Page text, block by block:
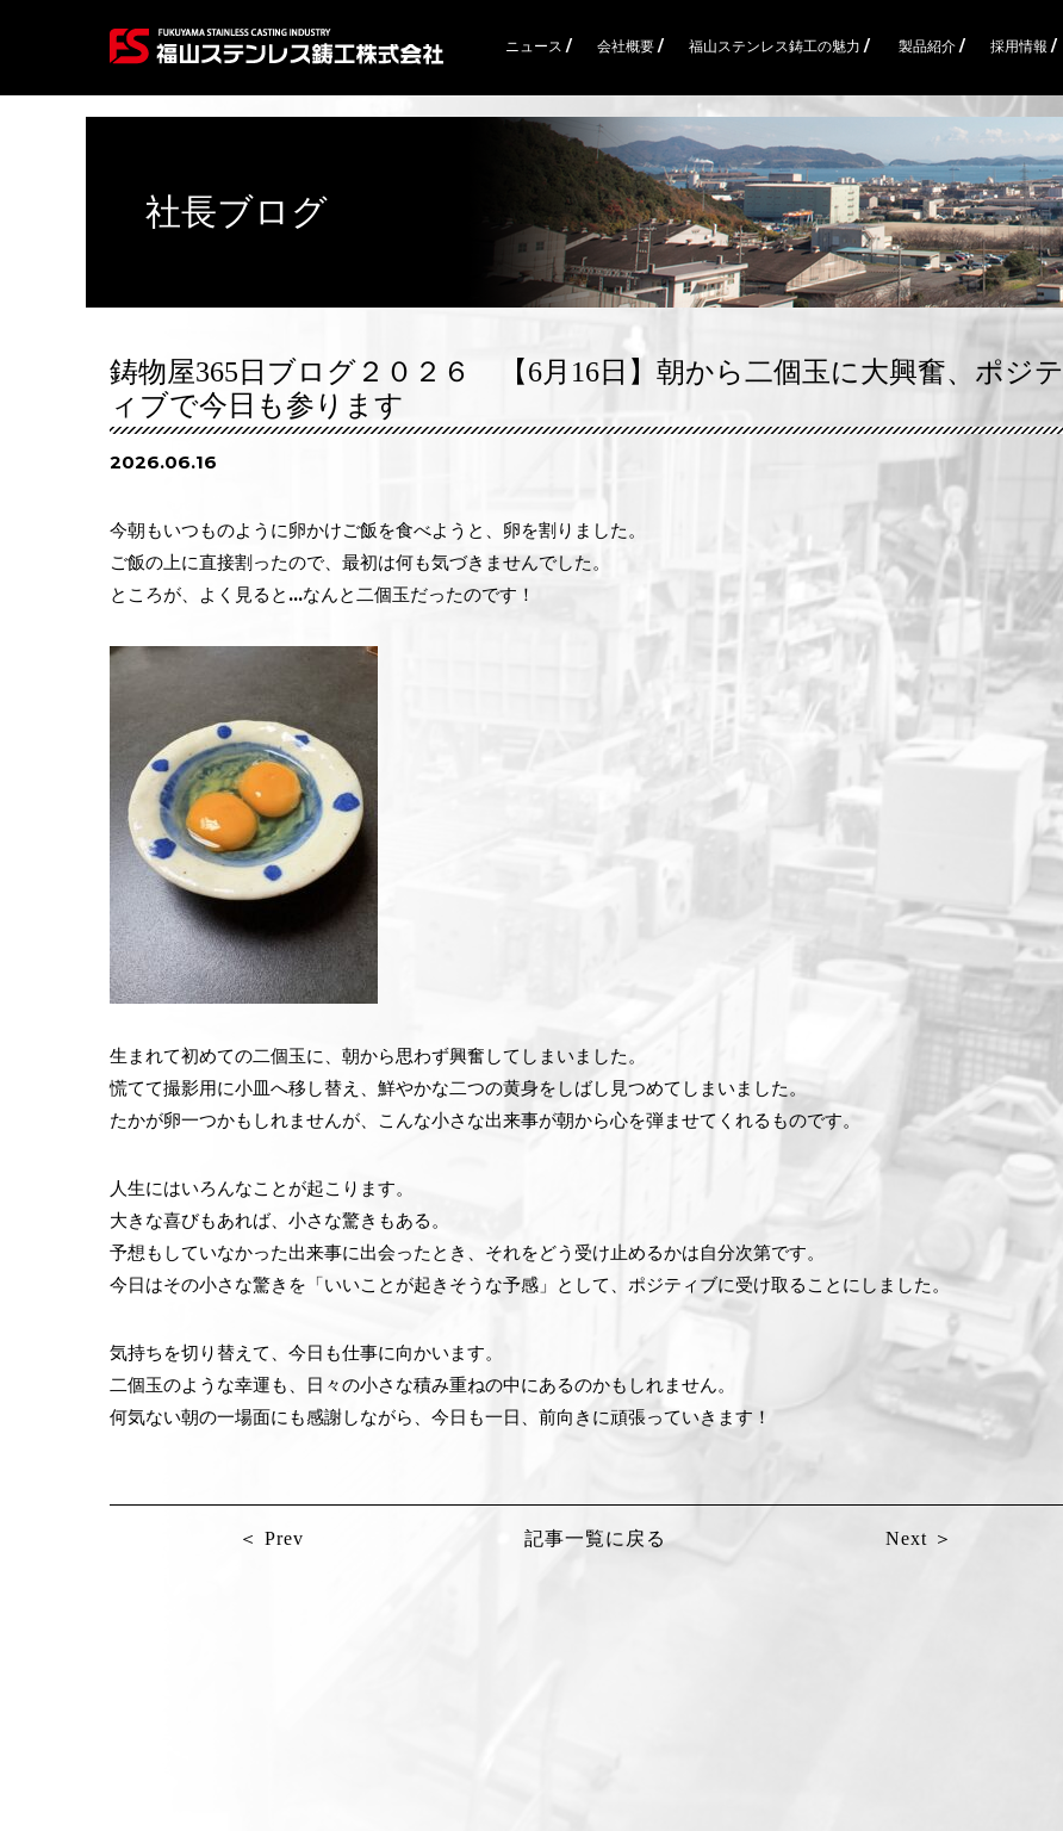
ニュース / 会社概要 / 福山ステンレス鋳工の魅力 / 製品紹介 / 採用情報 /
社長ブログ
鋳物屋365日ブログ２０２６ 【6月16日】朝から二個玉に大興奮、ポジテ
ィブで今日も参ります
2026.06.16
今朝もいつものように卵かけご飯を食べようと、卵を割りました。
ご飯の上に直接割ったので、最初は何も気づきませんでした。
ところが、よく見ると…なんと二個玉だったのです！
生まれて初めての二個玉に、朝から思わず興奮してしまいました。
慌てて撮影用に小皿へ移し替え、鮮やかな二つの黄身をしばし見つめてしまいました。
たかが卵一つかもしれませんが、こんな小さな出来事が朝から心を弾ませてくれるものです。
人生にはいろんなことが起こります。
大きな喜びもあれば、小さな驚きもある。
予想もしていなかった出来事に出会ったとき、それをどう受け止めるかは自分次第です。
今日はその小さな驚きを「いいことが起きそうな予感」として、ポジティブに受け取ることにしました。
気持ちを切り替えて、今日も仕事に向かいます。
二個玉のような幸運も、日々の小さな積み重ねの中にあるのかもしれません。
何気ない朝の一場面にも感謝しながら、今日も一日、前向きに頑張っていきます！
＜ Prev 記事一覧に戻る Next ＞